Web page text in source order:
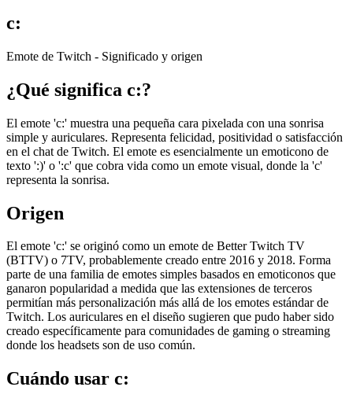
c:
Emote de Twitch - Significado y origen
¿Qué significa c:?
El emote 'c:' muestra una pequeña cara pixelada con una sonrisa
simple y auriculares. Representa felicidad, positividad o satisfacción
en el chat de Twitch. El emote es esencialmente un emoticono de
texto ':)' o ':c' que cobra vida como un emote visual, donde la 'c'
representa la sonrisa.
Origen
El emote 'c:' se originó como un emote de Better Twitch TV
(BTTV) o 7TV, probablemente creado entre 2016 y 2018. Forma
parte de una familia de emotes simples basados en emoticonos que
ganaron popularidad a medida que las extensiones de terceros
permitían más personalización más allá de los emotes estándar de
Twitch. Los auriculares en el diseño sugieren que pudo haber sido
creado específicamente para comunidades de gaming o streaming
donde los headsets son de uso común.
Cuándo usar c: